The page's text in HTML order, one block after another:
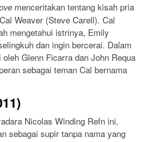
menceritakan tentang kisah pria
Weaver (Steve Carell). Cal
mengetahui istrinya, Emily
dan ingin bercerai. Dalam
Glenn Ficarra dan John Requa
sebagai teman Cal bernama
Nicolas Winding Refn ini,
sebagai supir tanpa nama yang